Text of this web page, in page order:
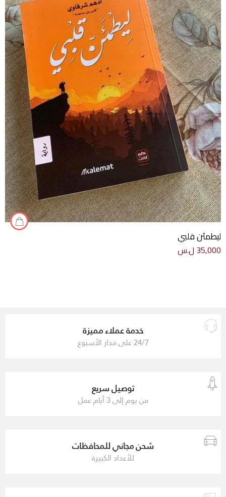
ليطمئن قلبي
35,000 ل.س
خدمة عملاء مميزة
24/7 على مدار الأسبوع
توصيل سريع
من يوم إلى 3 أيام عمل
شحن مجاني للمحافظات
للأعداد الكبيرة